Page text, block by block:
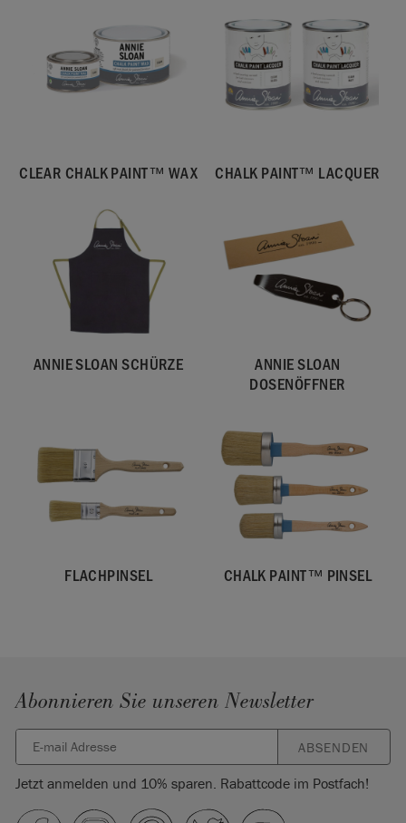
CLEAR CHALK PAINT™ WAX CHALK PAINT™ LACQUER
ANNIE SLOAN SCHÜRZE
ANNIE SLOAN
DOSENÖFFNER
FLACHPINSEL CHALK PAINT™ PINSEL
Abonnieren Sie unseren Newsletter
ABSENDEN
Jetzt anmelden und 10% sparen. Rabattcode im Postfach!